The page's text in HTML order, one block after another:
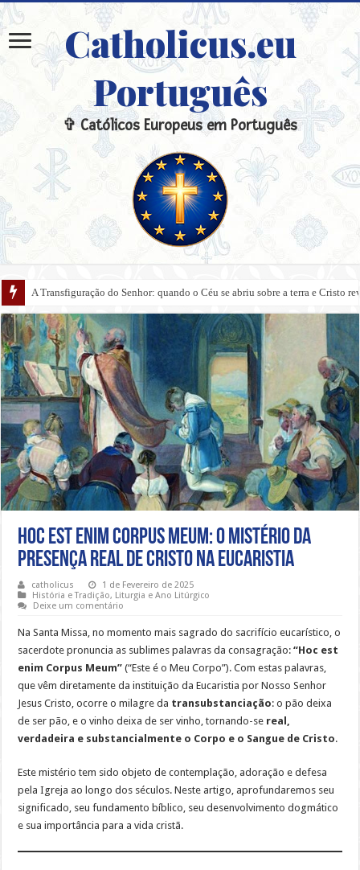
Catholicus.eu
Português
✞ Católicos Europeus em Português
A Transfiguração do Senhor: quando o Céu se abriu sobre a terra e Cristo
Hoc est enim Corpus Meum: O Mistério da
Presença Real de Cristo na Eucaristia
catholicus
1 de Fevereiro de 2025
História e Tradição, Liturgia e Ano Litúrgico
Deixe um comentário
Na Santa Missa, no momento mais sagrado do sacrifício eucarístico, o
sacerdote pronuncia as sublimes palavras da consagração:“Hoc est
enim Corpus Meum” (“Este é o Meu Corpo”). Com estas palavras,
que vêm diretamente da instituição da Eucaristia por Nosso Senhor
Jesus Cristo, ocorre o milagre da transubstanciação: o pão deixa
de ser pão, e o vinho deixa de ser vinho, tornando-se real,
verdadeira e substancialmente o Corpo e o Sangue de Cristo.
Este mistério tem sido objeto de contemplação, adoração e defesa
pela Igreja ao longo dos séculos. Neste artigo, aprofundaremos seu
significado, seu fundamento bíblico, seu desenvolvimento dogmático
e sua importância para a vida cristã.